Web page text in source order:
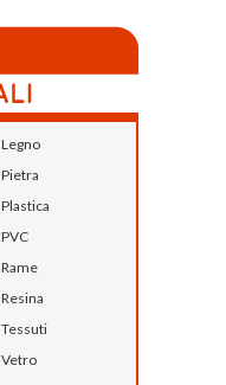
Legno
Pietra
Plastica
PVC
Rame
Resina
Tessuti
Vetro